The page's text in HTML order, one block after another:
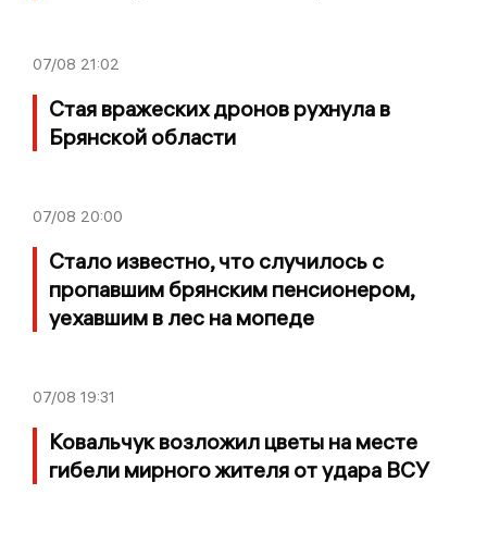
07/08 21:02
Стая вражеских дронов рухнула в
Брянской области
07/08 20:00
Стало известно, что случилось с
пропавшим брянским пенсионером,
уехавшим в лес на мопеде
07/08 19:31
Ковальчук возложил цветы на месте
гибели мирного жителя от удара ВСУ